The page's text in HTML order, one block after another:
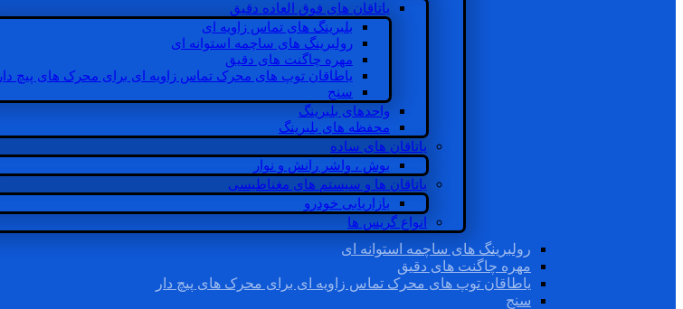
یاتاقان های فوق العاده دقیق
بلبرینگ های تماس زاویه ای
رولبرینگ های ساچمه استوانه ای
مهره چاگنت های دقیق
یاطاقان توپ های محرک تماس زاویه ای برای محرک های پیچ دار
سنج
واحدهای بلبرینگ
محفظه های بلبرینگ
یاتاقان های ساده
بوش ، واشر رانش و نوار
یاتاقان ها و سیستم های مغناطیسی
بازاریابی خودرو
انواع گریس ها
رولبرینگ های ساچمه استوانه ای
مهره چاگنت های دقیق
یاطاقان توپ های محرک تماس زاویه ای برای محرک های پیچ دار
سنج